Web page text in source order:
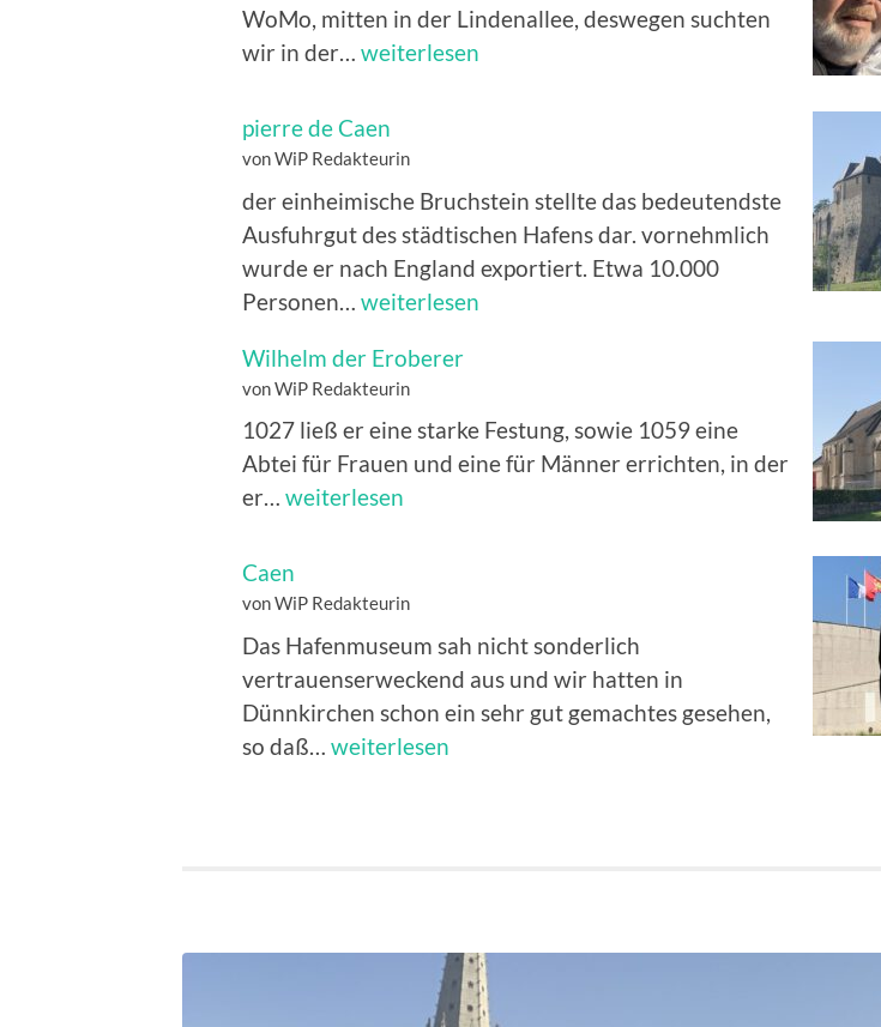
WoMo, mitten in der Lindenallee, deswegen suchten
wir in der… Nahrungsaufnahme
weiterlesen
pierre de Caen
von WiP Redakteurin
der einheimische Bruchstein stellte das bedeutendste
Ausfuhrgut des städtischen Hafens dar. vornehmlich
wurde er nach England exportiert. Etwa 10.000
Personen… pierre
Caen
weiterlesen
Wilhelm der Eroberer
von WiP Redakteurin
1027 ließ er eine starke Festung, sowie 1059 eine
Abtei für Frauen und eine für Männer errichten, in der
er… Wilhelm
Eroberer
weiterlesen
Caen
von WiP Redakteurin
Das Hafenmuseum sah nicht sonderlich
vertrauenserweckend aus und wir hatten in
Dünnkirchen schon ein sehr gut gemachtes gesehen,
so daß… Caen
weiterlesen